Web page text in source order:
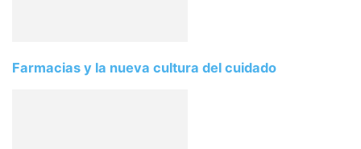
Farmacias y la nueva cultura del cuidado